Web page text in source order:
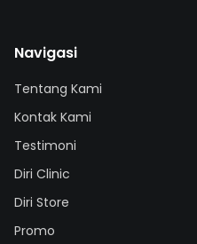
Navigasi
Tentang Kami
Kontak Kami
Testimoni
Diri Clinic
Diri Store
Promo